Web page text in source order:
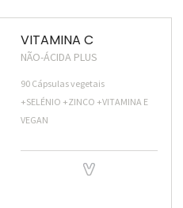
VITAMINA C
NÃO-ÁCIDA PLUS
90 Cápsulas vegetais
+SELÉNIO +ZINCO +VITAMINA E
VEGAN